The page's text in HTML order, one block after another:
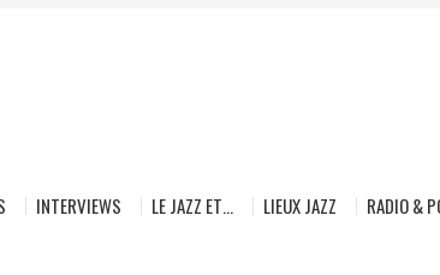
INTERVIEWS LE JAZZ ET… LIEUX JAZZ RADIO &